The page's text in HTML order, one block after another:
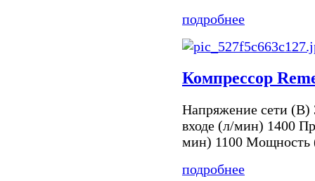
подробнее
Компрессор
Напряжение сети (В)
входе (л/мин) 1400
мин) 1100 Мощность
подробнее